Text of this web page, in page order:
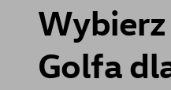
Golfa